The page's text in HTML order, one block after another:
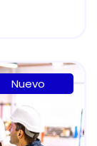
Nuevo